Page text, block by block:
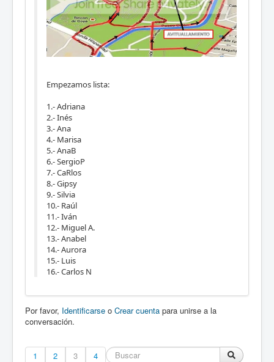
Empezamos lista:
1.- Adriana
2.- Inés
3.- Ana
4.- Marisa
5.- AnaB
6.- SergioP
7.- CaRlos
8.- Gipsy
9.- Silvia
10.- Raúl
11.- Iván
12.- Miguel A.
13.- Anabel
14.- Aurora
15.- Luis
16.- Carlos N
Por favor, Identificarse o Crear cuenta para unirse a la
conversación.
1 2 3
4